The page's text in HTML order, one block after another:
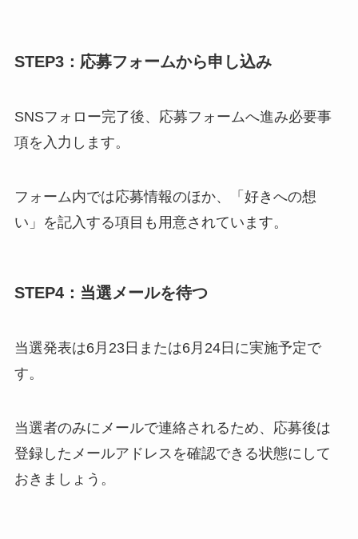
STEP3：応募フォームから申し込み
SNSフォロー完了後、応募フォームへ進み必要事
項を入力します。
フォーム内では応募情報のほか、「好きへの想
い」を記入する項目も用意されています。
STEP4：当選メールを待つ
当選発表は6月23日または6月24日に実施予定で
す。
当選者のみにメールで連絡されるため、応募後は
登録したメールアドレスを確認できる状態にして
おきましょう。